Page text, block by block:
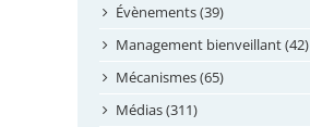
mai 2024
avril 2024
février 2024
janvier 2024
Évènements (39)
Management bienveillant (42)
Mécanismes (65)
Médias (311)